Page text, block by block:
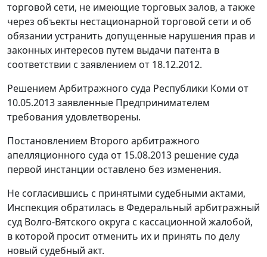
торговой сети, не имеющие торговых залов, а также
через объекты нестационарной торговой сети и об
обязании устранить допущенные нарушения прав и
законных интересов путем выдачи патента в
соответствии с заявлением от 18.12.2012.
Решением Арбитражного суда Республики Коми от
10.05.2013 заявленные Предпринимателем
требования удовлетворены.
Постановлением Второго арбитражного
апелляционного суда от 15.08.2013 решение суда
первой инстанции оставлено без изменения.
Не согласившись с принятыми судебными актами,
Инспекция обратилась в Федеральный арбитражный
суд Волго-Вятского округа с кассационной жалобой,
в которой просит отменить их и принять по делу
новый судебный акт.